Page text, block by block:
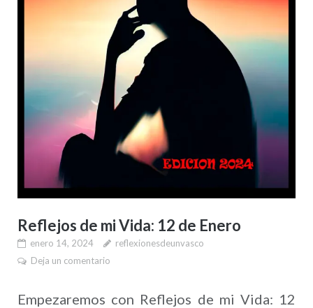
Reflejos de mi Vida: 12 de Enero
enero 14, 2024
reflexionesdeunvasco
Deja un comentario
Empezaremos con Reflejos de mi Vida: 12